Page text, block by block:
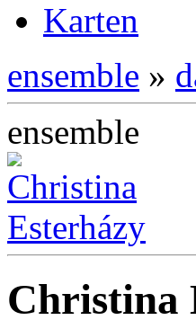
Karten
ensemble »
ensemble
Christina